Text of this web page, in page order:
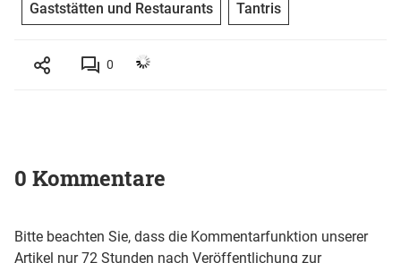
Gaststätten und Restaurants Tantris
0
0 Kommentare
Bitte beachten Sie, dass die Kommentarfunktion unserer
Artikel nur 72 Stunden nach Veröffentlichung zur